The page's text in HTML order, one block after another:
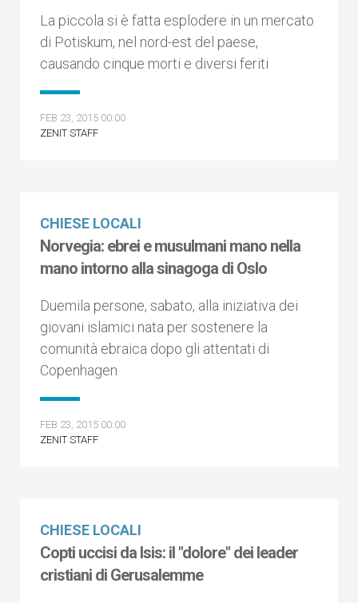
La piccola si è fatta esplodere in un mercato
di Potiskum, nel nord-est del paese,
causando cinque morti e diversi feriti
FEB 23, 2015 00:00
ZENIT STAFF
CHIESE LOCALI
Norvegia: ebrei e musulmani mano nella
mano intorno alla sinagoga di Oslo
Duemila persone, sabato, alla iniziativa dei
giovani islamici nata per sostenere la
comunità ebraica dopo gli attentati di
Copenhagen
FEB 23, 2015 00:00
ZENIT STAFF
CHIESE LOCALI
Copti uccisi da Isis: il "dolore" dei leader
cristiani di Gerusalemme